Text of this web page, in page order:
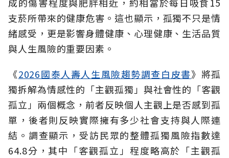
成的傷害程度與肥胖相近，約相當於每日吸食15
支菸所帶來的健康危害。這也顯示，孤獨不只是情
緒感受，更是影響身體健康、心理健康、生活品質
與人生風險的重要因素。
《2026國泰人壽人生風險趨勢調查白皮書》將孤
獨拆解為情感性的「主觀孤獨」與社會性的「客觀
孤立」兩個概念，前者反映個人主觀上是否感到孤
單，後者則反映實際擁有多少社會支持與人際連
結。調查顯示，受訪民眾的整體孤獨風險指數達
64.8分，其中「客觀孤立」程度略高於「主觀孤